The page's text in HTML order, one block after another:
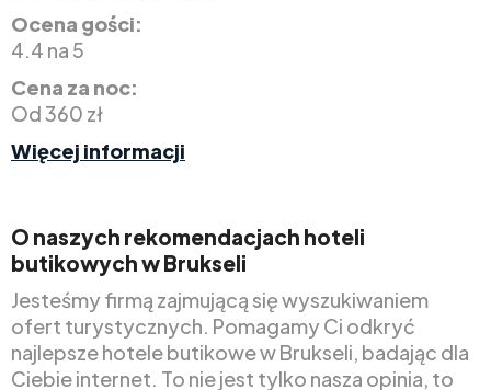
Ocena gości:
4.4 na 5
Cena za noc:
Od 360 zł
Więcej informacji
O naszych rekomendacjach hoteli
butikowych w Brukseli
Jesteśmy firmą zajmującą się wyszukiwaniem
ofert turystycznych. Pomagamy Ci odkryć
najlepsze hotele butikowe w Brukseli, badając dla
Ciebie internet. To nie jest tylko nasza opinia, to